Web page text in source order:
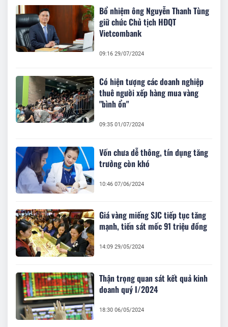
Bổ nhiệm ông Nguyễn Thanh Tùng
giữ chức Chủ tịch HĐQT
Vietcombank
09:16 29/07/2024
Có hiện tượng các doanh nghiệp
thuê người xếp hàng mua vàng
"bình ổn"
09:35 01/07/2024
Vốn chưa dễ thông, tín dụng tăng
trưởng còn khó
10:46 07/06/2024
Giá vàng miếng SJC tiếp tục tăng
mạnh, tiến sát mốc 91 triệu đồng
14:09 29/05/2024
Thận trọng quan sát kết quả kinh
doanh quý I/2024
18:30 06/05/2024